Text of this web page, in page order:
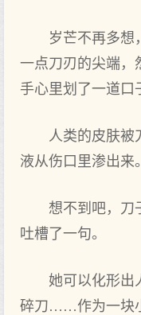
岁芒不再多想
一点刀刃的尖端，
手心里划了一道口
人类的皮肤被
液从伤口里渗出来。
想不到吧，
吐槽了一句。
她可以化形出
碎刀……作为一块